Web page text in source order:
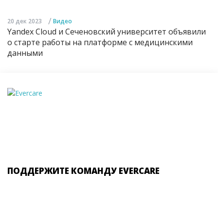
20 дек 2023 / Видео
Yandex Cloud и Сеченовский университет объявили
о старте работы на платформе с медицинскими
данными
ПОДДЕРЖИТЕ КОМАНДУ EVERCARE